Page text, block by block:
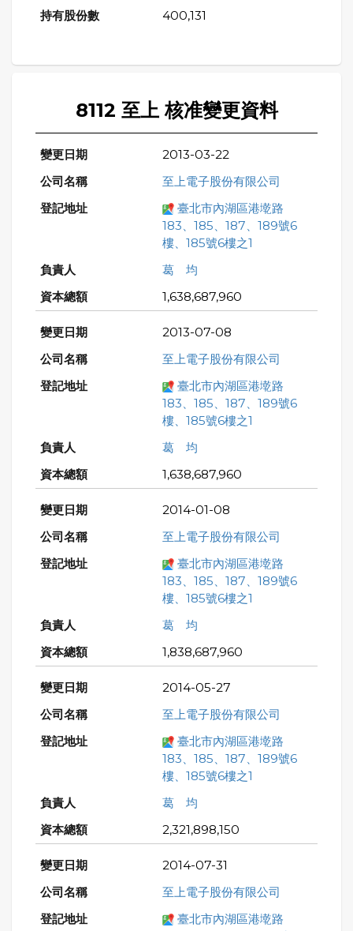
400,131
8112 至上 核准變更資料
2013-03-22
至上電子股份有限公司
臺北市內湖區港墘路
183、185、187、189號6
樓、185號6樓之1
葛 均
1,638,687,960
2013-07-08
至上電子股份有限公司
臺北市內湖區港墘路
183、185、187、189號6
樓、185號6樓之1
葛 均
1,638,687,960
2014-01-08
至上電子股份有限公司
臺北市內湖區港墘路
183、185、187、189號6
樓、185號6樓之1
葛 均
1,838,687,960
2014-05-27
至上電子股份有限公司
臺北市內湖區港墘路
183、185、187、189號6
樓、185號6樓之1
葛 均
2,321,898,150
2014-07-31
至上電子股份有限公司
臺北市內湖區港墘路